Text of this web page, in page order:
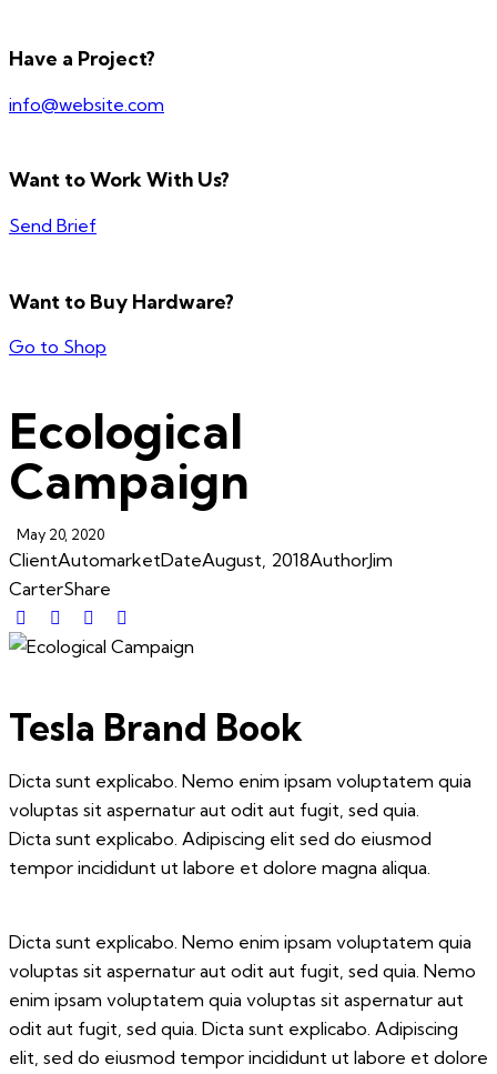
Have a Project?
info@website.com
Want to Work With Us?
Send Brief
Want to Buy Hardware?
Go to Shop
Ecological
Campaign
May 20, 2020
ClientAutomarketDateAugust, 2018AuthorJim
CarterShare
Tesla Brand Book
Dicta sunt explicabo. Nemo enim ipsam voluptatem quia
voluptas sit aspernatur aut odit aut fugit, sed quia.
Dicta sunt explicabo. Adipiscing elit sed do eiusmod
tempor incididunt ut labore et dolore magna aliqua.
Dicta sunt explicabo. Nemo enim ipsam voluptatem quia
voluptas sit aspernatur aut odit aut fugit, sed quia. Nemo
enim ipsam voluptatem quia voluptas sit aspernatur aut
odit aut fugit, sed quia. Dicta sunt explicabo. Adipiscing
elit, sed do eiusmod tempor incididunt ut labore et dolore